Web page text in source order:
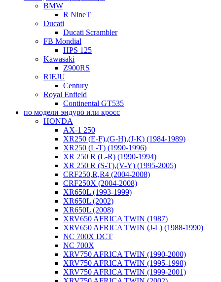
BMW
R NineT
Ducati
Ducati Scrambler
FB Mondial
HPS 125
Kawasaki
Z900RS
RIEJU
Century
Royal Enfield
Continental GT535
по модели эндуро или кросс
HONDA
AX-1 250
XR250 (E-F),(G-H),(J-K) (1984-1989)
XR250 (L-T) (1990-1996)
XR 250 R (L-R) (1990-1994)
XR 250 R (S-T),(V-Y) (1995-2005)
CRF250,R,R4 (2004-2008)
CRF250X (2004-2008)
XR650L (1993-1999)
XR650L (2002)
XR650L (2008)
XRV650 AFRICA TWIN (1987)
XRV650 AFRICA TWIN (J-L) (1988-1990)
NC 700X DCT
NC 700X
XRV750 AFRICA TWIN (1990-2000)
XRV750 AFRICA TWIN (1995-1998)
XRV750 AFRICA TWIN (1999-2001)